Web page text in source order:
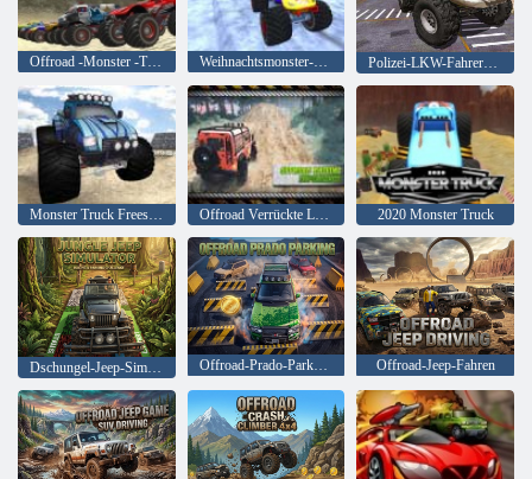
Offroad -Monster -Trucks Weihnachtsmonster-LKW Polizei-LKW-Fahrer-Simulator
Monster Truck Freestyle Offroad Verrückte Luxus Prado Simulation 2020 Monster Truck
Offroad-Prado-Parkplatz Offroad-Jeep-Fahren